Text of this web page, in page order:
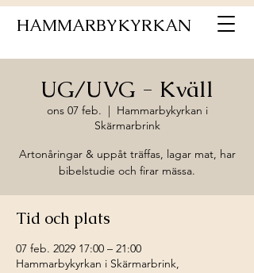
HAMMARBYKYRKAN
UG/UVG - Kväll
ons 07 feb.
  |
Hammarbykyrkan i
Skärmarbrink
Artonåringar & uppåt träffas, lagar mat, har
bibelstudie och firar mässa.
Tid och plats
07 feb. 2029 17:00 – 21:00
Hammarbykyrkan i Skärmarbrink,